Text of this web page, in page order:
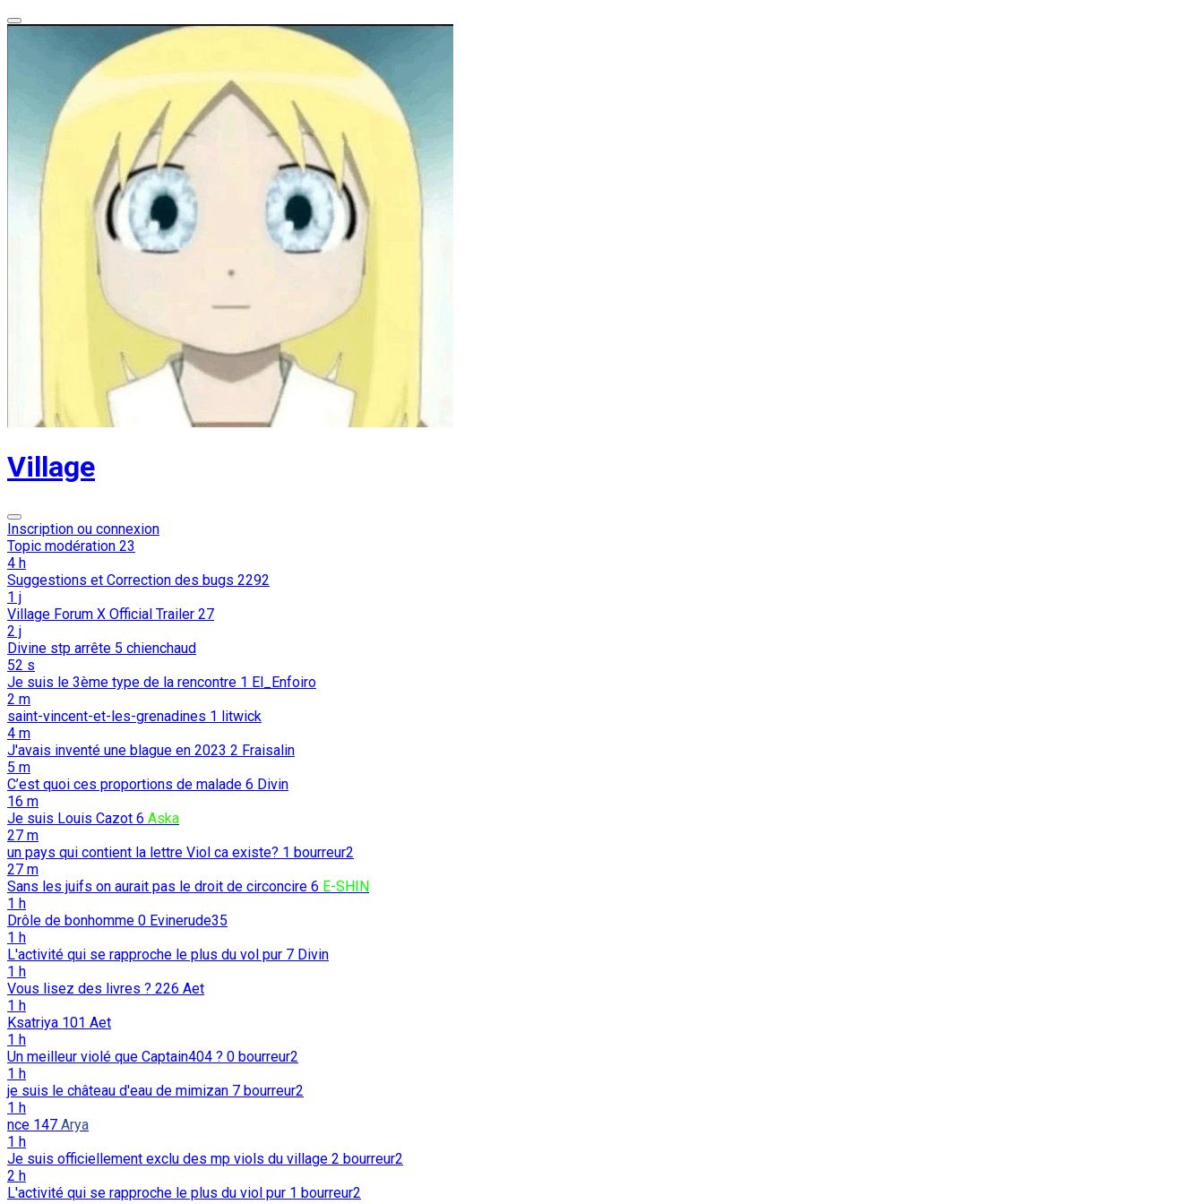
Village
Inscription ou connexion
Topic modération 23
4 h
Suggestions et Correction des bugs 2292
1 j
Village Forum X Official Trailer 27
2 j
Divine stp arrête 5 chienchaud
52 s
Je suis le 3ème type de la rencontre 1 El_Enfoiro
2 m
saint-vincent-et-les-grenadines 1 litwick
4 m
J'avais inventé une blague en 2023 2 Fraisalin
5 m
C’est quoi ces proportions de malade 6 Divin
16 m
Je suis Louis Cazot 6 Aska
27 m
un pays qui contient la lettre Viol ca existe? 1 bourreur2
27 m
Sans les juifs on aurait pas le droit de circoncire 6 E-SHIN
1 h
Drôle de bonhomme 0 Evinerude35
1 h
L'activité qui se rapproche le plus du vol pur 7 Divin
1 h
Vous lisez des livres ? 226 Aet
1 h
Ksatriya 101 Aet
1 h
Un meilleur violé que Captain404 ? 0 bourreur2
1 h
je suis le château d'eau de mimizan 7 bourreur2
1 h
nce 147 Arya
1 h
Je suis officiellement exclu des mp viols du village 2 bourreur2
2 h
L'activité qui se rapproche le plus du viol pur 1 bourreur2